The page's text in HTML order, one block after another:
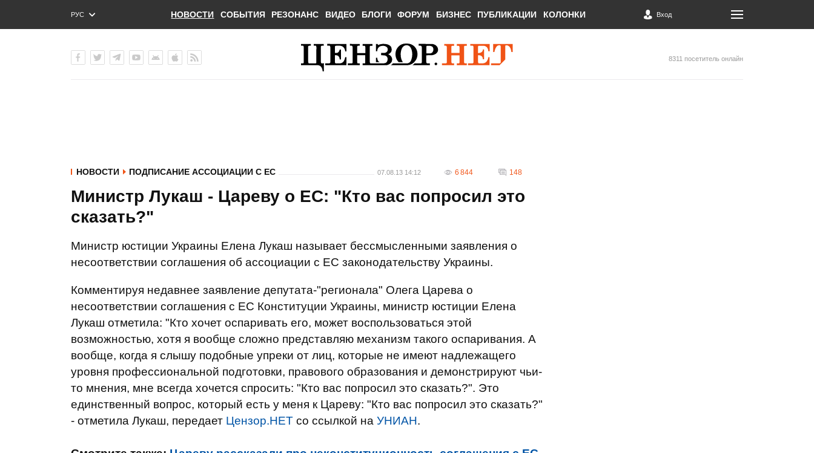
РУС
ENG
НОВОСТИ СОБЫТИЯ РЕЗОНАНС ВИДЕО БЛОГИ ФОРУМ БИЗНЕС ПУБЛИКАЦИИ КОЛОНКИ Вход
8311 посетитель онлайн
НОВОСТИ ПОДПИСАНИЕ АССОЦИАЦИИ С ЕС 07.08.13 14:12 6 844 148
Министр Лукаш - Цареву о ЕС: "Кто вас попросил это
сказать?"
Министр юстиции Украины Елена Лукаш называет бессмысленными заявления о
несоответствии соглашения об ассоциации с ЕС законодательству Украины.
Комментируя недавнее заявление депутата-"регионала" Олега Царева о
несоответствии соглашения с ЕС Конституции Украины, министр юстиции Елена
Лукаш отметила: "Кто хочет оспаривать его, может воспользоваться этой
возможностью, хотя я вообще сложно представляю механизм такого оспаривания. А
вообще, когда я слышу подобные упреки от лиц, которые не имеют надлежащего
уровня профессиональной подготовки, правового образования и демонстрируют чьи-
то мнения, мне всегда хочется спросить: "Кто вас попросил это сказать?". Это
единственный вопрос, который есть у меня к Цареву: "Кто вас попросил это сказать?"
- отметила Лукаш, передает Цензор.НЕТ со ссылкой на УНИАН.